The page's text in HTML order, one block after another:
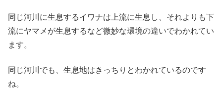
同じ河川に生息するイワナは上流に生息し、それよりも下
流にヤマメが生息するなど微妙な環境の違いでわかれてい
ます。
同じ河川でも、生息地はきっちりとわかれているのです
ね。